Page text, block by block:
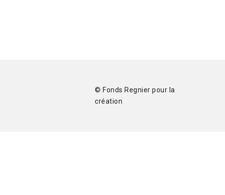
© Fonds Regnier pour la
création